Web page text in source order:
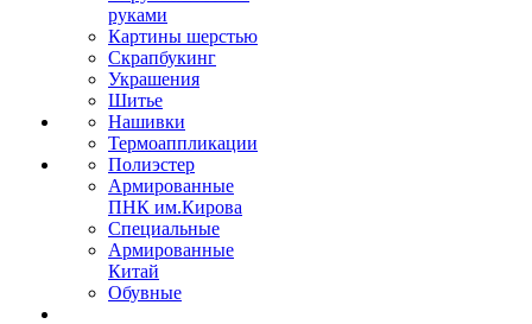
руками
Картины шерстью
Скрапбукинг
Украшения
Шитье
Нашивки
Термоаппликации
Полиэстер
Армированные
ПНК им.Кирова
Специальные
Армированные
Китай
Обувные